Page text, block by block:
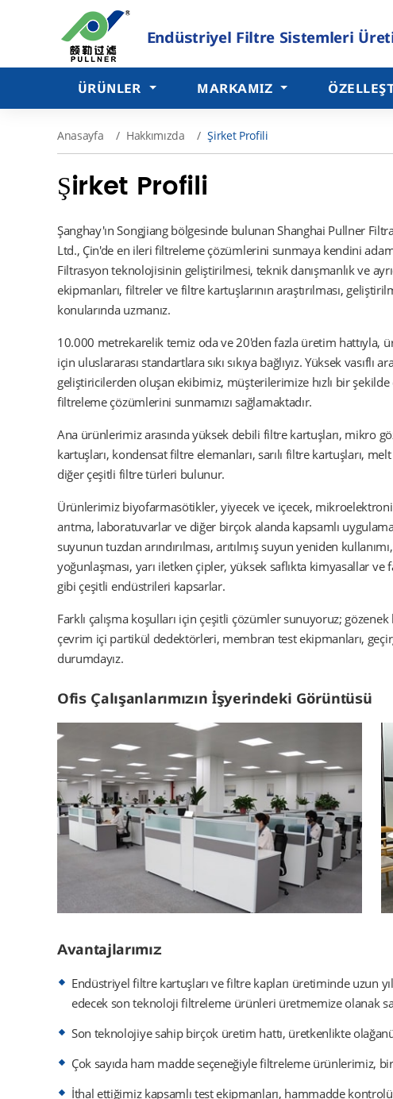
Endüstriyel Filtre Sistemleri
ÜRÜNLER MARKAMIZ
Anasayfa Hakkımızda Şirket Profili
Şirket Profili
Şanghay'ın Songjiang bölgesinde bulunan Shanghai Pullner
Ltd., Çin'de en ileri filtreleme çözümlerini sunmaya kendini
Filtrasyon teknolojisinin geliştirilmesi, teknik danışmanlık ve
ekipmanları, filtreler ve filtre kartuşlarının araştırılması,
konularında uzmanız.
10.000 metrekarelik temiz oda ve 20'den fazla üretim hattıyla,
için uluslararası standartlara sıkı sıkıya bağlıyız. Yüksek vasıflı
geliştiricilerden oluşan ekibimiz, müşterilerimize hızlı bir
filtreleme çözümlerini sunmamızı sağlamaktadır.
Ana ürünlerimiz arasında yüksek debili filtre kartuşları, mikro
kartuşları, kondensat filtre elemanları, sarılı filtre kartuşları,
diğer çeşitli filtre türleri bulunur.
Ürünlerimiz biyofarmasötikler, yiyecek ve içecek,
arıtma, laboratuvarlar ve diğer birçok alanda kapsamlı
suyunun tuzdan arındırılması, arıtılmış suyun yeniden
yoğunlaşması, yarı iletken çipler, yüksek saflıkta kimyasallar
gibi çeşitli endüstrileri kapsarlar.
Farklı çalışma koşulları için çeşitli çözümler sunuyoruz;
çevrim içi partikül dedektörleri, membran test ekipmanları,
durumdayız.
Ofis Çalışanlarımızın İşyerindeki Görüntüsü
Avantajlarımız
Endüstriyel filtre kartuşları ve filtre kapları üretiminde uzun
edecek son teknoloji filtreleme ürünleri üretmemize olanak
Son teknolojiye sahip birçok üretim hattı, üretkenlikte
Çok sayıda ham madde seçeneğiyle filtreleme ürünlerimiz,
İthal ettiğimiz kapsamlı test ekipmanları, hammadde